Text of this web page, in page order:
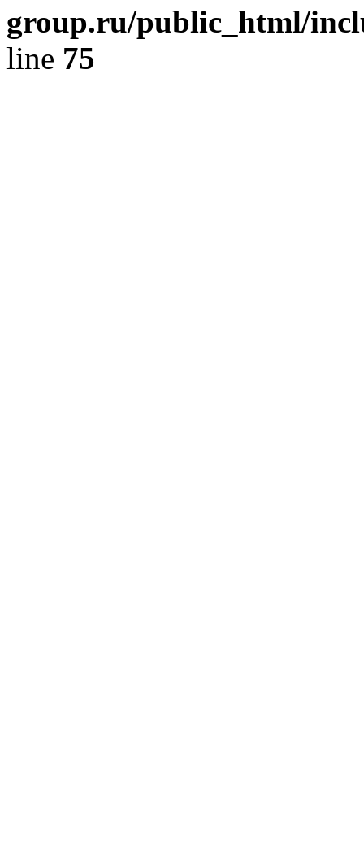
group.ru/public_html/
line 75